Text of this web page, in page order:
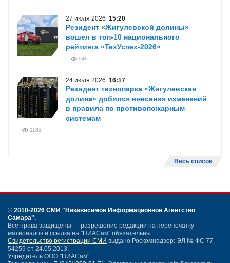
27 июля 2026 15:20
Резидент «Жигулевской долины»
вошел в топ-10 национального
рейтинга «ТехУспех-2026»
946
24 июля 2026 16:17
Резидент технопарка «Жигулевская
долина» добился внесения изменений
в правила по противопожарным
системам
1183
Весь список
© 2010-2026 СМИ "Независимое Информационное Агентство
Самара".
Все права защищены — разрешение редакции на перепечатку
материалов и ссылка на "НИАСам" обязательны.
Свидетельство регистрации СМИ выдано Роскомнадзор: ЭЛ № ФС 77 -
54259 от 24.05.2013.
Учредитель ООО "НИАСам".